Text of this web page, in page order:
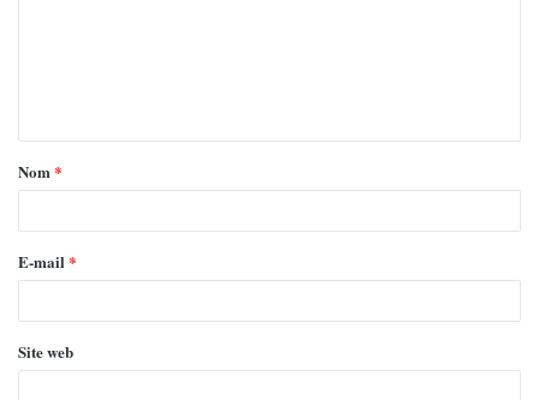
Nom*
E-mail *
Site web